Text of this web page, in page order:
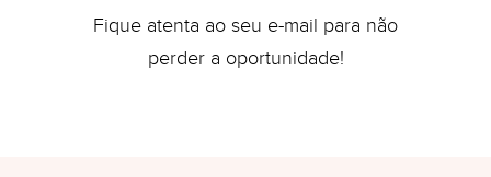
Fique atenta ao seu e-mail para não
perder a oportunidade!